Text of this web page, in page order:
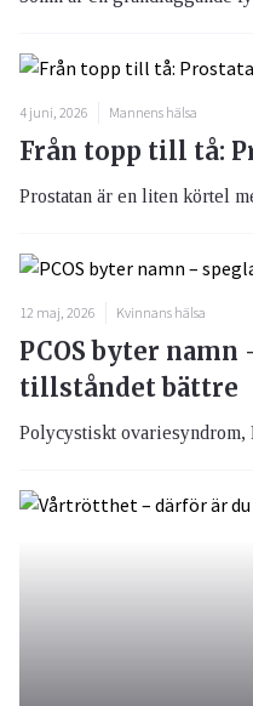
4 juni, 2026 Mannens hälsa
Från topp till tå:
Prostatan är en liten körtel
12 maj, 2026 Kvinnans hälsa
PCOS byter
tillståndet bättre
Polycystiskt ovariesyndrom,